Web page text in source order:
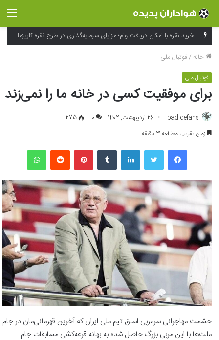
خانه /فوتبال ملی
فوتبال ملی
برای موفقیت کسی در خانه ما را نمی‌زند
padidefans 26 اردیبهشت, 1402 0
275
زمان تقریبی مطالعه 3 دقیقه
فیسبوک لینکداین پینتریست
حشمت مهاجرانی سرمربی اسبق تیم ملی ایران که آخرین قهرمانی‌مان در جام
ملت‌ها با این مربی بزرگ حاصل شده به بهانه قرعه‌کشی مسابقات جام